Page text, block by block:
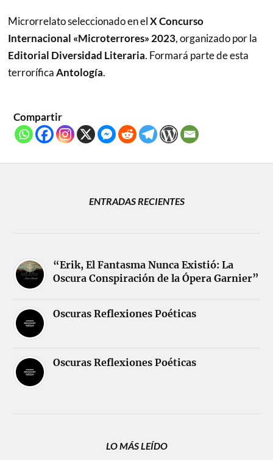
Microrrelato seleccionado en elX Concurso
Internacional «Microterrores» 2023, organizado por la
Editorial Diversidad Literaria. Formará parte de esta
terroríficaAntología.
Compartir
ENTRADAS RECIENTES
“Erik, El Fantasma Nunca Existió: La
Oscura Conspiración de la Ópera Garnier”
Oscuras Reflexiones Poéticas
Oscuras Reflexiones Poéticas
LO MÁS LEÍDO